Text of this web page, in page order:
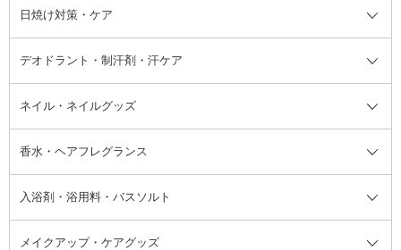
フェイスオイル・バーム
ブースター・導入液
洗い流すパック・マスク
リップクリーム・リップケア
顔用マッサージ料
フェイスパウダー
アイシャドウ
アイブロウ・眉マスカラ
チーク
ハイライト・シェーディング
ボディケア
レッグ・フットケア
バストケア
ネイルケア
脱毛・除毛ケア
シャンプー・ヘアケア・ヘアスタ
イリング全て
洗い流さないトリートメント
ヘアスタイリング剤
頭皮ケア・育毛剤
その他シャンプー・ヘアケア・ヘ
アスタイリング
日焼け対策・ケア
日焼け対策・ケア全て
サンオイル・タンニング
その他日焼け対策・UVケア
デオドラント・制汗剤・汗ケア
デオドラント・制汗剤・汗ケア全
て
フット用デオドラント・制汗剤・
汗ケア
ネイル・ネイルグッズ
ネイル・ネイルグッズ全て
ジェルネイル
リムーバー・除光液
香水・ヘアフレグランス
香水・ヘアフレグランス全て
フレグランスミスト
入浴剤・浴用料・バスソルト
入浴剤・浴用料・バスソルト全て
メイクアップ・ケアグッズ